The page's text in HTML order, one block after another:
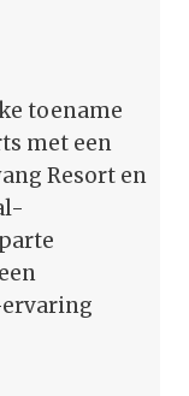
toename
met een
Resort en